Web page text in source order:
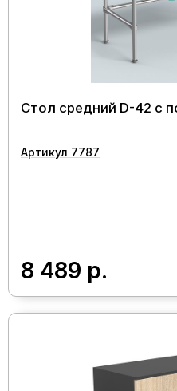
Стол средний D-42 с
Артикул 7787
8 489 р.